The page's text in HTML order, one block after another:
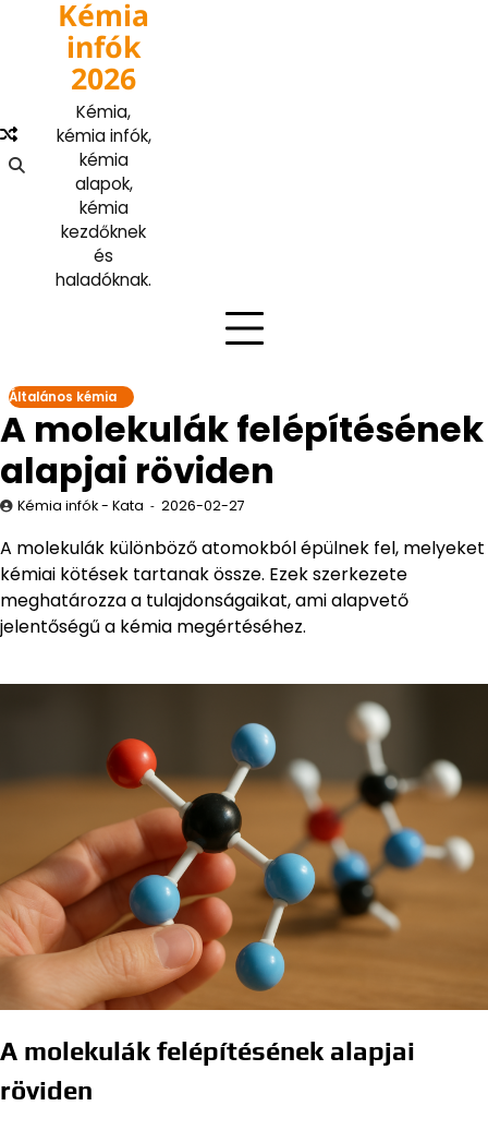
Kémia
infók
2026
Kémia,
kémia infók,
kémia
alapok,
kémia
kezdőknek
és
haladóknak.
Általános kémia
A molekulák felépítésének
alapjai röviden
Kémia infók - Kata 2026-02-27
A molekulák különböző atomokból épülnek fel, melyeket
kémiai kötések tartanak össze. Ezek szerkezete
meghatározza a tulajdonságaikat, ami alapvető
jelentőségű a kémia megértéséhez.
A molekulák felépítésének alapjai
röviden